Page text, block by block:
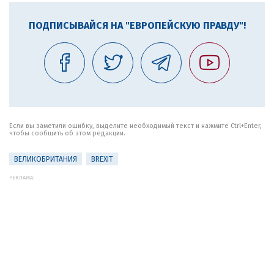
ПОДПИСЫВАЙСЯ НА "ЕВРОПЕЙСКУЮ ПРАВДУ"!
Если вы заметили ошибку, выделите необходимый текст и нажмите Ctrl+Enter,
чтобы сообщить об этом редакции.
ВЕЛИКОБРИТАНИЯ BREXIT
РЕКЛАМА: